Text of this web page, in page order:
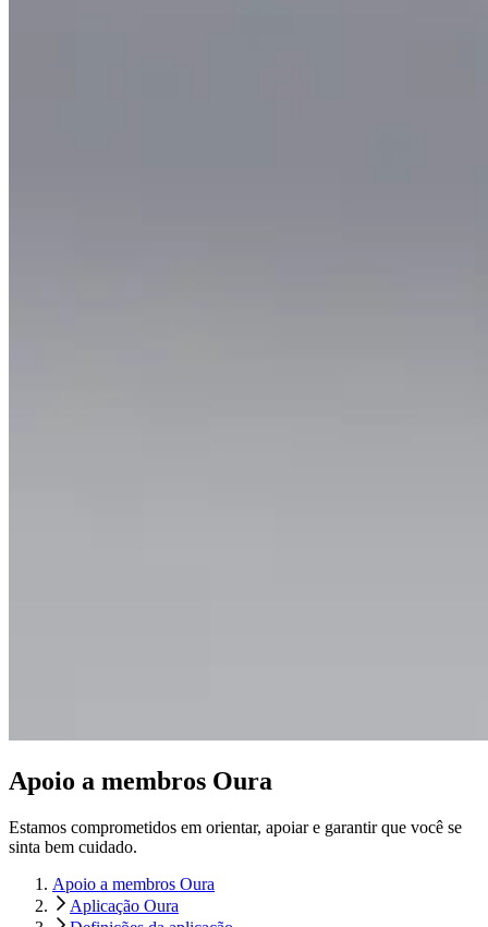
Apoio a membros Oura
Estamos comprometidos em orientar, apoiar e garantir que você se
sinta bem cuidado.
Apoio a membros Oura
Aplicação Oura